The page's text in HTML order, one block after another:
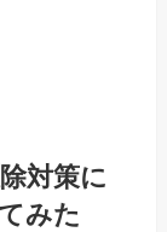
除対策に
みた